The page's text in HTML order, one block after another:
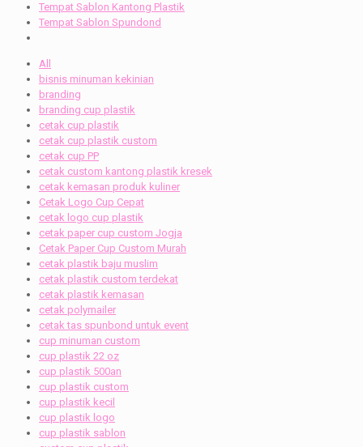
Tempat Sablon Kantong Plastik
Tempat Sablon Spundond
All
bisnis minuman kekinian
branding
branding cup plastik
cetak cup plastik
cetak cup plastik custom
cetak cup PP
cetak custom kantong plastik kresek
cetak kemasan produk kuliner
Cetak Logo Cup Cepat
cetak logo cup plastik
cetak paper cup custom Jogja
Cetak Paper Cup Custom Murah
cetak plastik baju muslim
cetak plastik custom terdekat
cetak plastik kemasan
cetak polymailer
cetak tas spunbond untuk event
cup minuman custom
cup plastik 22 oz
cup plastik 500an
cup plastik custom
cup plastik kecil
cup plastik logo
cup plastik sablon